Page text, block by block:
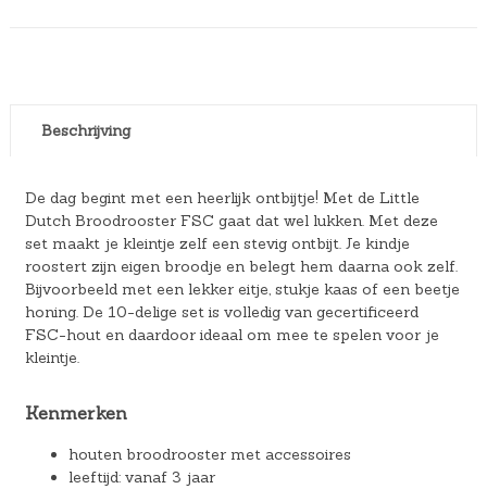
Beschrijving
De dag begint met een heerlijk ontbijtje! Met de Little
Dutch Broodrooster FSC gaat dat wel lukken. Met deze
set maakt je kleintje zelf een stevig ontbijt. Je kindje
roostert zijn eigen broodje en belegt hem daarna ook zelf.
Bijvoorbeeld met een lekker eitje, stukje kaas of een beetje
honing. De 10-delige set is volledig van gecertificeerd
FSC-hout en daardoor ideaal om mee te spelen voor je
kleintje.
Kenmerken
houten broodrooster met accessoires
leeftijd: vanaf 3 jaar